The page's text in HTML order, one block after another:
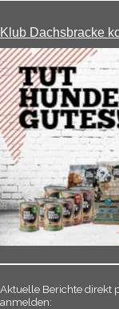
Klub Dachsbracke
Aktuelle Berichte direkt
anmelden: